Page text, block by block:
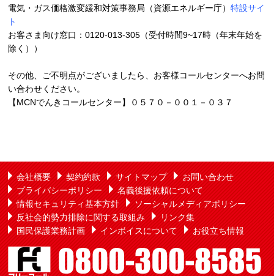
電気・ガス価格激変緩和対策事務局（資源エネルギー庁）特設サイ
ト
お客さま向け窓口：0120-013-305（受付時間9~17時（年末年始を
除く））
その他、ご不明点がございましたら、お客様コールセンターへお問
い合わせください。
【MCNでんきコールセンター】０５７０－００１－０３７
会社概要 契約約款 サイトマップ
お問い合わせ
プライバシーポリシー
名義後援依頼について
情報セキュリティ基本方針
ソーシャルメディアポリシー
反社会的勢力排除に関する取組み
リンク集
国民保護業務計画
インボイスについて お役立ち情報